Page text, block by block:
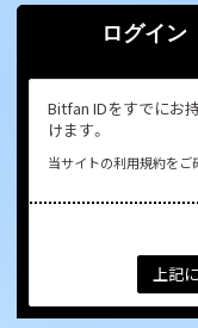
ログイン
Bitfan IDをすでにお
けます。
当サイトの利用規約をご
上記